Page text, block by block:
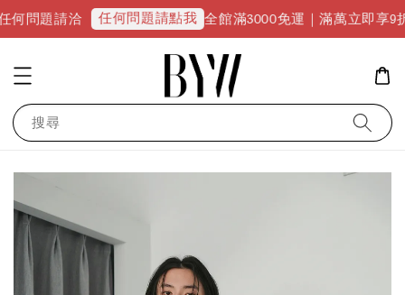
洽 任何問題請點我 全館滿3000免運｜滿萬立即享9折優惠並
搜尋